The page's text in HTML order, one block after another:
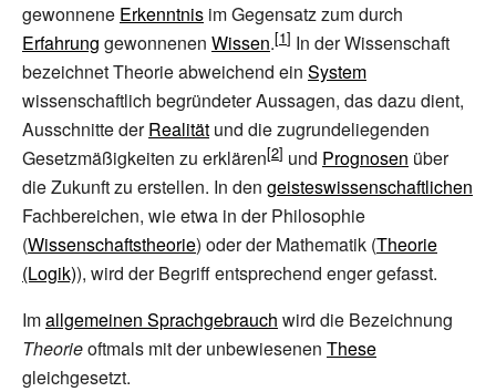
gewonnene Erkenntnis im Gegensatz zum durch
Erfahrung gewonnenen Wissen.
In der Wissenschaft
bezeichnet Theorie abweichend ein System
wissenschaftlich begründeter Aussagen, das dazu dient,
Ausschnitte derRealität und die zugrundeliegenden
Gesetzmäßigkeiten zu erklären
und Prognosen über
die Zukunft zu erstellen. In den geisteswissenschaftlichen
Fachbereichen, wie etwa in der Philosophie
(Wissenschaftstheorie) oder der Mathematik (Theorie
(Logik)), wird der Begriff entsprechend enger gefasst.
Imallgemeinen Sprachgebrauch wird die Bezeichnung
Theorieoftmals mit der unbewiesenen These
gleichgesetzt.